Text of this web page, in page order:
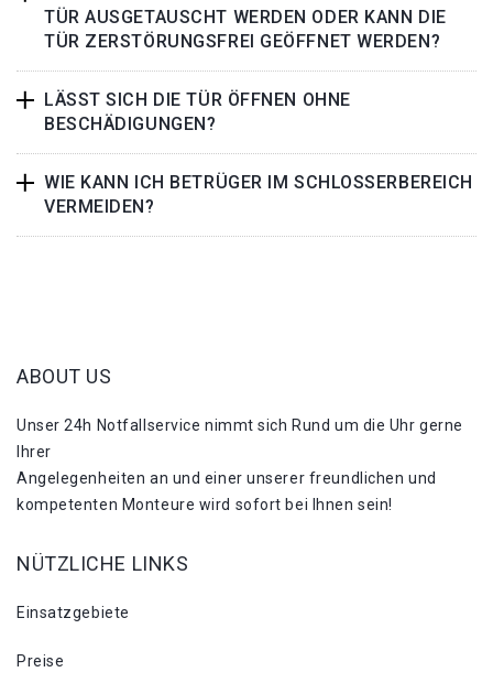
TÜR AUSGETAUSCHT WERDEN ODER KANN DIE
TÜR ZERSTÖRUNGSFREI GEÖFFNET WERDEN?
LÄSST SICH DIE TÜR ÖFFNEN OHNE
BESCHÄDIGUNGEN?
WIE KANN ICH BETRÜGER IM SCHLOSSERBEREICH
VERMEIDEN?
ABOUT US
Unser 24h Notfallservice nimmt sich Rund um die Uhr gerne
Ihrer
Angelegenheiten an und einer unserer freundlichen und
kompetenten Monteure wird sofort bei Ihnen sein!
NÜTZLICHE LINKS
Einsatzgebiete
Preise